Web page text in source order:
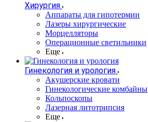
Хирургия
Аппараты для гипотермии
Лазеры хирургические
Морцелляторы
Операционные светильники
Еще
Гинекология и урология
Акушерские кровати
Гинекологические комбайны
Кольпоскопы
Лазерная литотрипсия
Еще